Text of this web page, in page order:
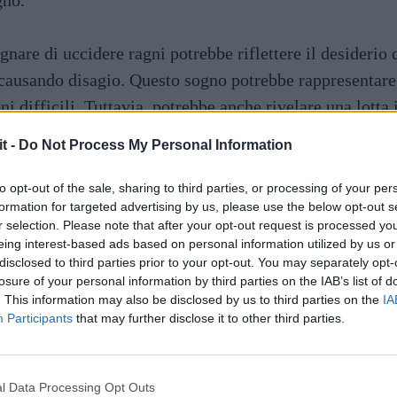
- Do Not Process My Personal Information
opt-out of the sale, sharing to third parties, or processing of your
for targeted advertising by us, please use the below opt-out
selection. Please note that after your opt-out request is processed
interest-based ads based on personal information utilized by us
to third parties prior to your opt-out. You may separately
of your personal information by third parties on the IAB’s list of
This information may also be disclosed by us to third parties on the
Participants that may further disclose it to other third parties.
Data Processing Opt Outs
di uccidere ragni potrebbe riflettere il desiderio
disagio. Questo sogno potrebbe
difficili. Tuttavia, potrebbe anche rivelare una
di evitare situazioni scomode.
nero è spesso associato all’ignoto, al mistero e
di paure o pensieri nascosti che il sognatore deve
della vita del sognatore che non sono ancora
una situazione o una persona che sembra
ragni che si trovano in casa può riflettere questioni o
o le relazioni familiari. Questo sogno potrebbe
sfera familiare o personale. Potrebbe anche